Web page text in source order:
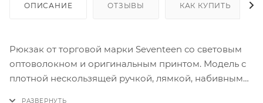
ОПИСАНИЕ ОТЗЫВЫ КАК КУПИТЬ
Рюкзак от торговой марки Seventeen со световым
оптоволокном и оригинальным принтом. Модель с
плотной нескользящей ручкой, лямкой, набивными